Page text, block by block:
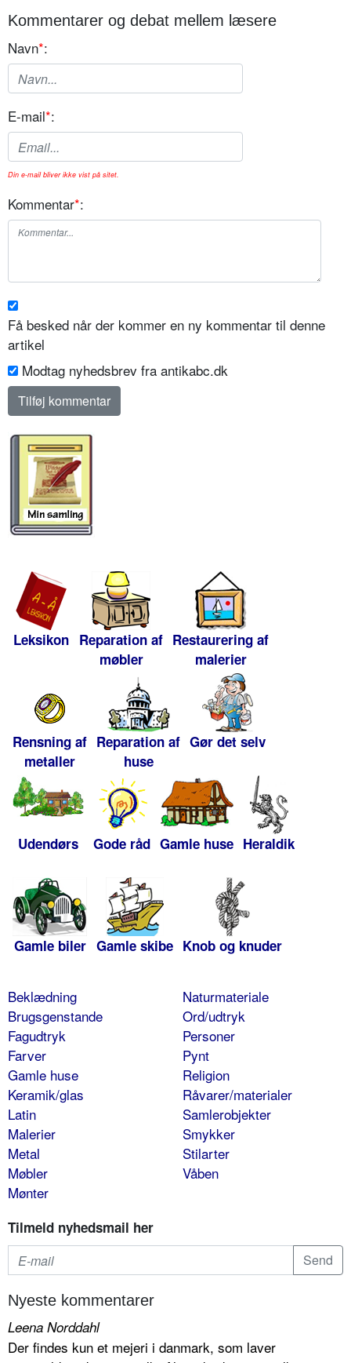
Kommentarer og debat mellem læsere
Navn*:
E-mail*:
Din e-mail bliver ikke vist på sitet.
Kommentar*:
Få besked når der kommer en ny kommentar til denne
artikel
Modtag nyhedsbrev fra antikabc.dk
Leksikon Reparation af
møbler
Restaurering af
malerier
Rensning af
metaller
Reparation af
huse
Gør det selv
Udendørs Gode råd Gamle huse Heraldik
Gamle biler Gamle skibe Knob og knuder
Beklædning
Brugsgenstande
Fagudtryk
Farver
Gamle huse
Keramik/glas
Latin
Malerier
Metal
Møbler
Mønter
Naturmateriale
Ord/udtryk
Personer
Pynt
Religion
Råvarer/materialer
Samlerobjekter
Smykker
Stilarter
Våben
Tilmeld nyhedsmail her
Nyeste kommentarer
Leena Norddahl
Der findes kun et mejeri i danmark, som laver